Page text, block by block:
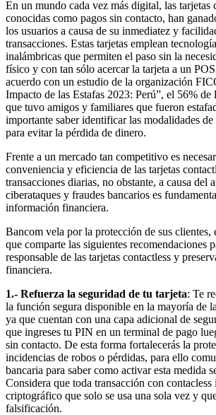
En un mundo cada vez más digital, las tarjetas
conocidas como pagos sin contacto, han
los usuarios a causa de su inmediatez y
transacciones. Estas tarjetas emplean
inalámbricas que permiten el paso sin la
físico y con tan sólo acercar la tarjeta a un
acuerdo con un estudio de la organización
Impacto de las Estafas 2023: Perú”, el 56% de
que tuvo amigos y familiares que fueron
importante saber identificar las modalidades
para evitar la pérdida de dinero.
Frente a un mercado tan competitivo es
conveniencia y eficiencia de las tarjetas
transacciones diarias, no obstante, a causa del
ciberataques y fraudes bancarios es
información financiera.
Bancom vela por la protección de sus clientes,
que comparte las siguientes recomendaciones
responsable de las tarjetas contactless y
financiera.
1.- Refuerza la seguridad de tu tarjeta: Te
la función segura disponible en la mayoría de
ya que cuentan con una capa adicional de
que ingreses tu PIN en un terminal de pago
sin contacto. De esta forma fortalecerás la
incidencias de robos o pérdidas, para ello
bancaria para saber como activar esta medida
Considera que toda transacción con
criptográfico que solo se usa una sola vez y
falsificación.